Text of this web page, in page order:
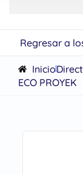
Regresar a
Inicio
ECO PROYEK